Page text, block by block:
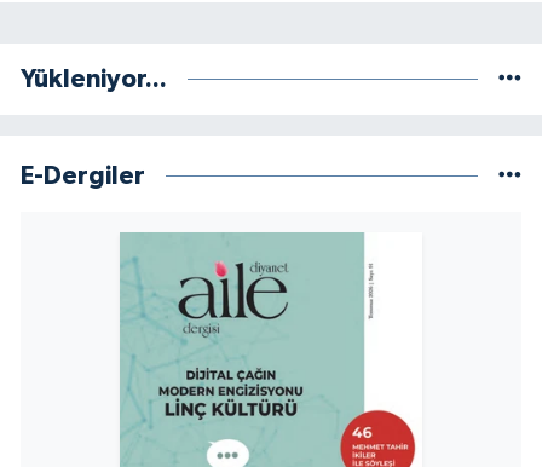
Yükleniyor...
E-Dergiler
Şırnak Müftülüğü
Tekirdağ Müftülüğü
Tokat Müftülüğü
Trabzon Müftülüğü
Tunceli Müftülüğü